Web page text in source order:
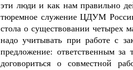
эти люди и как нам правильно
тюремное служение ЦДУМ
стола о существовании четырех
надо учитывать при работе с
предложение: ответственным
договориться о совместной